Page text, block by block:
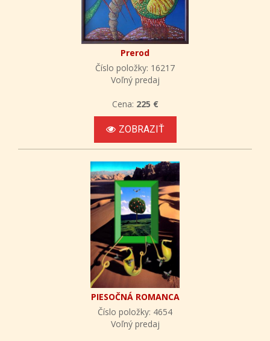
Prerod
Číslo položky: 16217
Voľný predaj
Cena: 225 €
ZOBRAZIŤ
PIESOČNÁ ROMANCA
Číslo položky: 4654
Voľný predaj